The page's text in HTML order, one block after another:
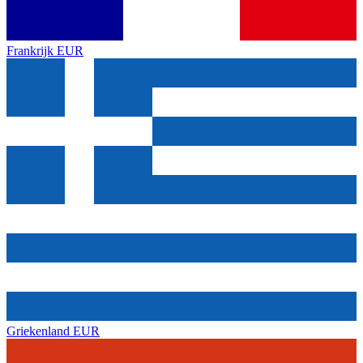
Frankrijk EUR
Griekenland EUR